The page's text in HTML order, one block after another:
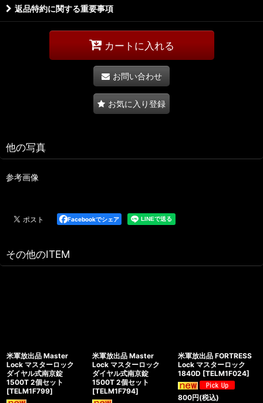
返品特約に関する重要事項
カートに入れる
お問い合わせ
お気に入り登録
他の写真
参考画像
Facebookでシェア
その他のITEM
米軍放出品 Master
Lock マスターロック
ダイヤル式南京錠
1500T 2個セット
[TELM1F799]
米軍放出品 Master
Lock マスターロック
ダイヤル式南京錠
1500T 2個セット
[TELM1F794]
米軍放出品 FORTRESS
Lock マスターロック
1840D [TELM1F024]
800円(税込)